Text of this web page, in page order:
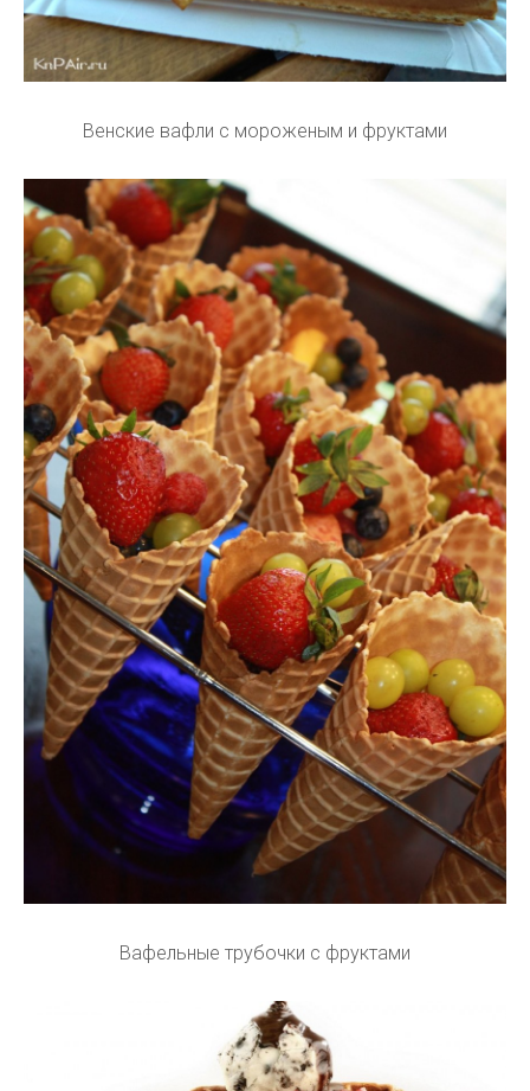
Венские вафли с мороженым и фруктами
Вафельные трубочки с фруктами